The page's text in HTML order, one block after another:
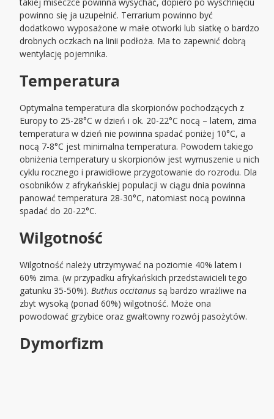
powinno się ja uzupełnić. Terrarium powinno być
dodatkowo wyposażone w małe otworki lub siatkę o bardzo
drobnych oczkach na linii podłoża. Ma to zapewnić dobrą
wentylację pojemnika.
Temperatura
Optymalna temperatura dla skorpionów pochodzących z
Europy to 25-28°C w dzień i ok. 20-22°C nocą – latem, zima
temperatura w dzień nie powinna spadać poniżej 10°C, a
nocą 7-8°C jest minimalna temperatura. Powodem takiego
obniżenia temperatury u skorpionów jest wymuszenie u nich
cyklu rocznego i prawidłowe przygotowanie do rozrodu. Dla
osobników z afrykańskiej populacji w ciągu dnia powinna
panować temperatura 28-30°C, natomiast nocą powinna
spadać do 20-22°C.
Wilgotność
Wilgotność należy utrzymywać na poziomie 40% latem i
60% zima. (w przypadku afrykańskich przedstawicieli tego
gatunku 35-50%).Buthus occitanus są bardzo wrażliwe na
zbyt wysoką (ponad 60%) wilgotność. Może ona
powodować grzybice oraz gwałtowny rozwój pasożytów.
Dymorfizm